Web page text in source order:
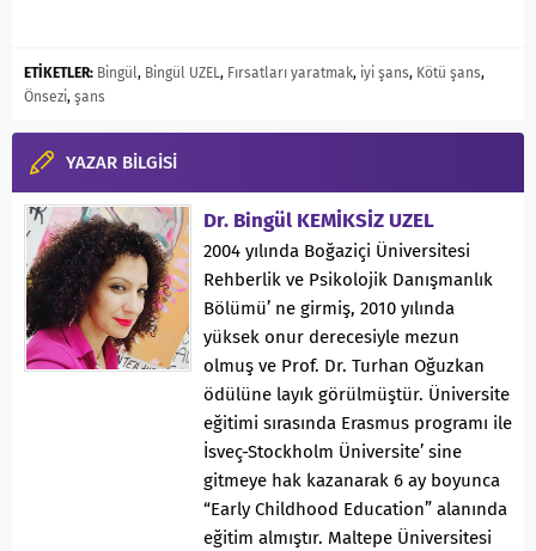
ETİKETLER: Bingül, Bingül UZEL, Fırsatları yaratmak, iyi şans, Kötü şans,
Önsezi, şans
YAZAR BİLGİSİ
Dr. Bingül KEMİKSİZ UZEL
2004 yılında Boğaziçi Üniversitesi
Rehberlik ve Psikolojik Danışmanlık
Bölümü’ ne girmiş, 2010 yılında
yüksek onur derecesiyle mezun
olmuş ve Prof. Dr. Turhan Oğuzkan
ödülüne layık görülmüştür. Üniversite
eğitimi sırasında Erasmus programı ile
İsveç-Stockholm Üniversite’ sine
gitmeye hak kazanarak 6 ay boyunca
“Early Childhood Education” alanında
eğitim almıştır. Maltepe Üniversitesi